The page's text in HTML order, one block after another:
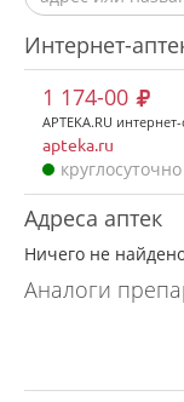
Интернет-
1 174-00
APTEKA.RU
apteka.ru
круглосуточно
Адреса аптек
Ничего не
Аналоги